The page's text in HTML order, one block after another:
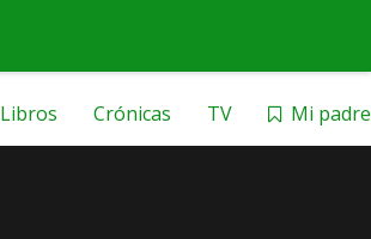
Libros Crónicas TV Mi padre